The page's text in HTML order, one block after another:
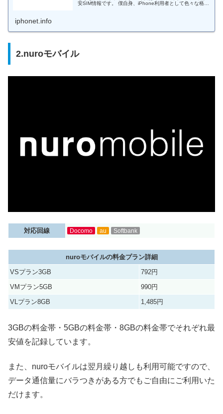
安SIM情報です。 僕自身、iPhone利用者として色々な格安
iphonet.info
2.nuroモバイル
対応回線 Docomo au Softbank
nuroモバイルの料金プラン詳細
VSプラン3GB
792円
VMプラン5GB
990円
VLプラン8GB
1,485円
3GBの料金帯・5GBの料金帯・8GBの料金帯でそれぞれ最
安値を記録しています。
また、nuroモバイルは翌月繰り越しも利用可能ですので、
データ通信量にバラつきがある方でもご自由にご利用いた
だけます。